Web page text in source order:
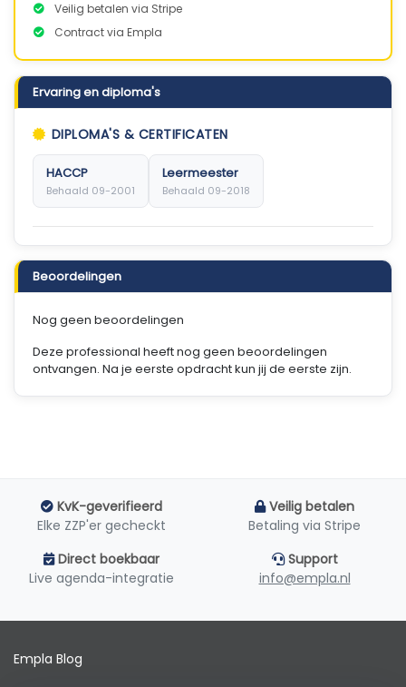
Veilig betalen via Stripe
Contract via Empla
Ervaring en diploma's
DIPLOMA'S & CERTIFICATEN
HACCP
Behaald 09-2001
Leermeester
Behaald 09-2018
Beoordelingen
Nog geen beoordelingen
Deze professional heeft nog geen beoordelingen
ontvangen. Na je eerste opdracht kun jij de eerste zijn.
KvK-geverifieerd
Elke ZZP'er gecheckt
Veilig betalen
Betaling via Stripe
Direct boekbaar
Live agenda-integratie
Support
info@empla.nl
Empla Blog